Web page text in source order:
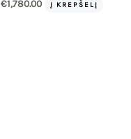
€1,780.00 Į KREPŠELĮ